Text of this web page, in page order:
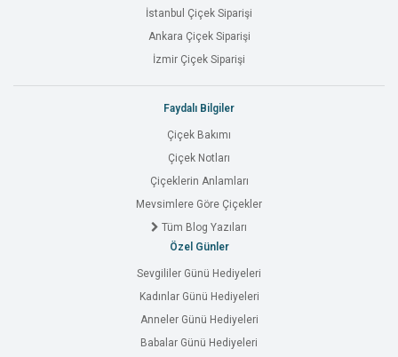
İstanbul Çiçek Siparişi
Ankara Çiçek Siparişi
İzmir Çiçek Siparişi
Faydalı Bilgiler
Çiçek Bakımı
Çiçek Notları
Çiçeklerin Anlamları
Mevsimlere Göre Çiçekler
Tüm Blog Yazıları
Özel Günler
Sevgililer Günü Hediyeleri
Kadınlar Günü Hediyeleri
Anneler Günü Hediyeleri
Babalar Günü Hediyeleri